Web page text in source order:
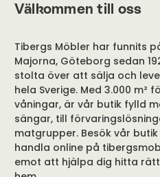
Välkommen till oss
Tibergs Möbler har funnits
Majorna, Göteborg sedan
stolta över att sälja och
hela Sverige. Med 3.000 m²
våningar, är vår butik fylld
sängar, till
matgrupper. Besök vår
handla online på
emot att hjälpa dig hitta